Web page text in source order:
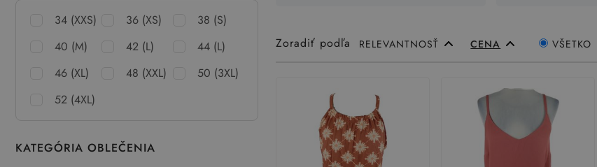
34 (XXS) 36 (XS)
38 (S)
40 (M)
42 (L)
44 (L)
46 (XL)
48 (XXL)
50 (3XL)
52 (4XL)
KATEGÓRIA OBLEČENIA
Zoradiť podľa RELEVANTNOSŤ CENA VŠETKO